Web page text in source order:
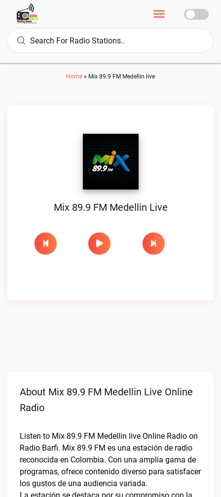
Home » Mix 89.9 FM Medellin live
Mix 89.9 FM Medellin Live
About Mix 89.9 FM Medellin Live Online
Radio
Listen to Mix 89.9 FM Medellin live Online Radio on
Radio Barfi. Mix 89.9 FM es una estación de radio
reconocida en Colombia. Con una amplia gama de
programas, ofrece contenido diverso para satisfacer
los gustos de una audiencia variada.